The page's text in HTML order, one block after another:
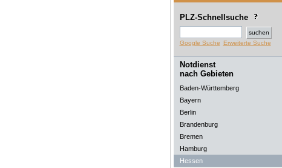
PLZ-Schnellsuche
Google Suche Erweiterte Suche
Notdienst
nach Gebieten
Baden-Württemberg
Bayern
Berlin
Brandenburg
Bremen
Hamburg
Hessen